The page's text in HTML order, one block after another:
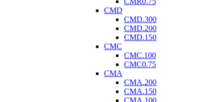
CMD
CMD.300
CMD.200
CMD.150
CMC
CMC.100
CMC0.75
CMA
CMA.200
CMA.150
CMA.100